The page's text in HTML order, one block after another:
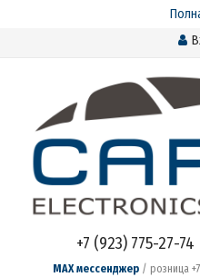
+7 (923) 775-27-74
MAX мессенджер/ розница +7